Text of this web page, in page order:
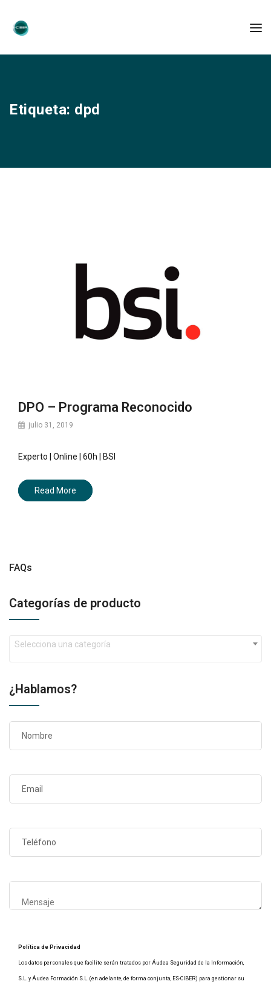
Etiqueta: dpd
DPO – Programa Reconocido
julio 31, 2019
Experto | Online | 60h | BSI
Read More
FAQs
Categorías de producto
Selecciona una categoría
¿Hablamos?
Política de Privacidad
Los datos personales que facilite serán tratados por Áudea Seguridad de la Información,
S.L. y Áudea Formación S.L. (en adelante, de forma conjunta, ES-CIBER) para gestionar su